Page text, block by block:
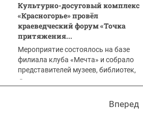
Культурно-досуговый комплекс
«Красногорье» провёл
краеведческий форум «Точка
притяжения...
Мероприятие состоялось на базе
филиала клуба «Мечта» и собрало
представителей музеев, библиотек,
краеведческих...
Вперед